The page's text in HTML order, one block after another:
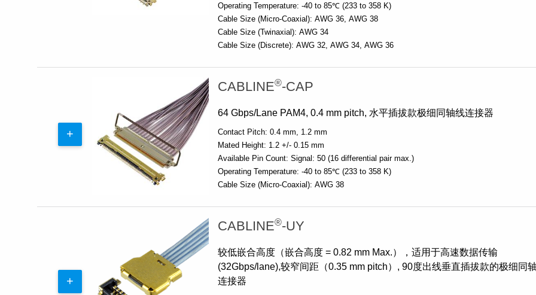
Operating Temperature: -40 to 85℃ (233 to 358 K)
Cable Size (Micro-Coaxial): AWG 36 AWG 38
Cable Size (Twinaxial): AWG 34
Cable Size (Discrete): AWG 32 AWG 34 AWG 36
CABLINE®-CAP
64 Gbps/Lane PAM4, 0.4 mm pitch, 水平插拔款极细同轴线连接器
Contact Pitch: 0.4 mm
1.2 mm
Mated Height: 1.2 +/- 0.15 mm
Available Pin Count: Signal: 50 (16 differential pair max.)
Operating Temperature: -40 to 85℃ (233 to 358 K)
Cable Size (Micro-Coaxial): AWG 38
CABLINE®-UY
较低嵌合高度（嵌合高度 = 0.82 mm Max.），适用于高速数据传输
(32Gbps/lane),较窄间距（0.35 mm pitch）, 90度出线垂直插拔款的极细同
连接器